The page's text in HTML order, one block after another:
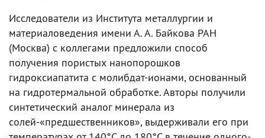
Исследователи из Института металлургии и
материаловедения имени А. А. Байкова РАН
(Москва) с коллегами предложили способ
получения пористых нанопорошков
гидроксиапатита с молибдат-ионами, основанный
на гидротермальной обработке. Авторы получили
синтетический аналог минерала из
солей-«предшественников», выдерживали его при